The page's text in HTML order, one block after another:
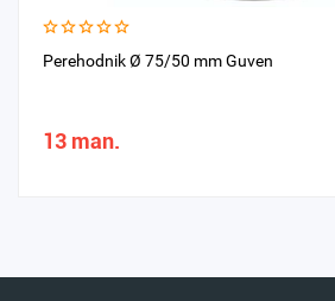
Perehodnik Ø 75/50 mm Guven
13 man.